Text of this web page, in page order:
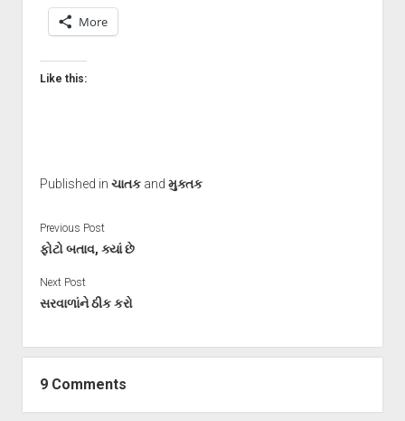
More
Like this:
Published in ચાતકand મુક્તક
Previous Post
ફોટો બતાવ, ક્યાં છે
Next Post
સરવાળાંને ઠીક કરો
9 Comments